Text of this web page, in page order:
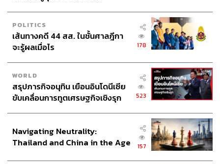
5. ธนาคารกรุงศรีอยุธยา อยู่ที่ 48,010 ล้านบาท เพิ่มขึ้น
16.15% จากสิ้นปี 2562
ทั้ง 5 อันดับนี้ถือเป็นธนาคารขนาดใหญ่ของไทย โดยหนี้เสียที่
เพิ่มขึ้นอาจขยับขึ้นตามความสามารถในการชำระหนี้ของ
ลูกค้าที่ลดลง โดยธนาคารไทยพาณิชย์ที่หนี้เสียลดลงเพราะมี
การจัดการหนี้เสียที่มีประสิทธิภาพโดยใช้วิธีการขายสินเชื่อ
ด้อยคุณภาพและการตัดหนี้สูญ รวมถึงมาตรการช่วยลูกหนี้
อื่นๆ
สุดท้าย ธุรกิจธนาคารยังต้องหาทางพยุงบริษัทและพยุงลูกค้า
ที่ได้รับผลกระทบจากโควิด-19 อย่างต่อเนื่อง โดยเฉพาะกลุ่ม
ผู้ประกอบการที่ต้องการสายป่านในการทำธุรกิจให้อยู่รอดใน
POLITICS
เส้นทางคดี 44 สส. ในชั้นศาลฎีกา
จะรู้ผลเมื่อไร
178
WORLD
สรุปภารกิจอนุทิน เยือนอินโดนีเซีย
ขับเคลื่อนการทูตเศรษฐกิจเชิงรุก
523
Navigating Neutrality:
Thailand and China in the Age
157